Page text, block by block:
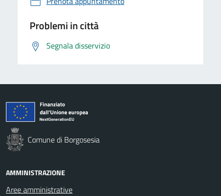
Problemi in città
Segnala disservizio
Comune di Borgosesia
AMMINISTRAZIONE
Aree amministrative